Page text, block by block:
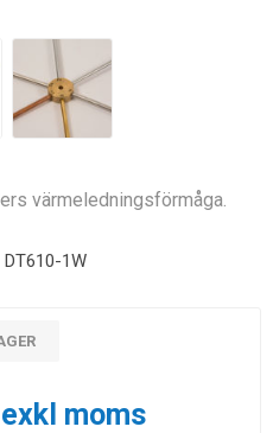
värmeledningsförmåga.
DT610-1W
moms